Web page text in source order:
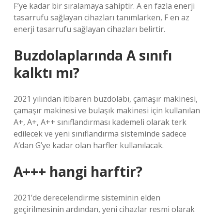
F’ye kadar bir sıralamaya sahiptir. A en fazla enerji
tasarrufu sağlayan cihazları tanımlarken, F en az
enerji tasarrufu sağlayan cihazları belirtir.
Buzdolaplarında A sınıfı
kalktı mı?
2021 yılından itibaren buzdolabı, çamaşır makinesi,
çamaşır makinesi ve bulaşık makinesi için kullanılan
A+, A+, A++ sınıflandırması kademeli olarak terk
edilecek ve yeni sınıflandırma sisteminde sadece
A’dan G’ye kadar olan harfler kullanılacak.
A+++ hangi harftir?
2021’de derecelendirme sisteminin elden
geçirilmesinin ardından, yeni cihazlar resmi olarak